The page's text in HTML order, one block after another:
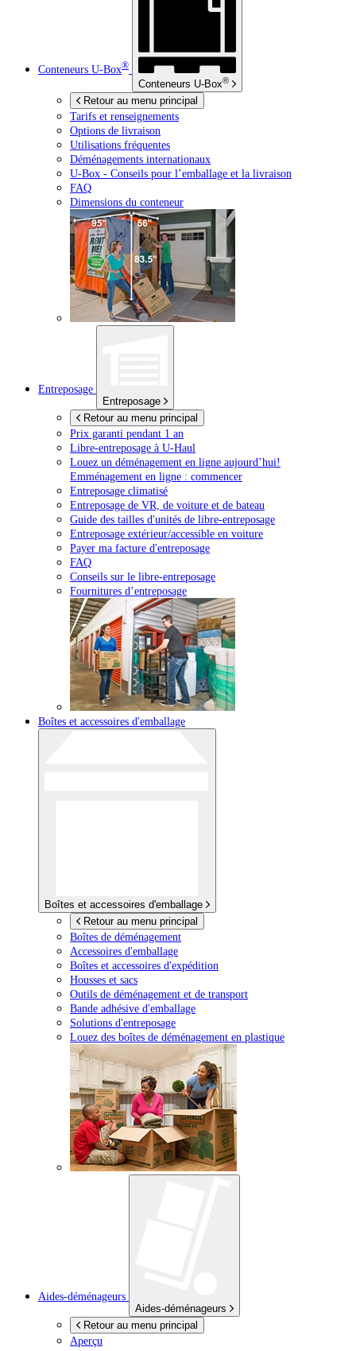
Conteneurs U-Box®
Conteneurs U-Box®
Retour au menu principal
Tarifs et renseignements
Options de livraison
Utilisations fréquentes
Déménagements internationaux
U-Box - Conseils pour l’emballage et la livraison
FAQ
Dimensions du conteneur
Entreposage
Entreposage
Retour au menu principal
Prix garanti pendant 1 an
Libre-entreposage à U-Haul
Louez un déménagement en ligne aujourd’hui!
Emménagement en ligne : commencer
Entreposage climatisé
Entreposage de VR, de voiture et de bateau
Guide des tailles d'unités de libre-entreposage
Entreposage extérieur/accessible en voiture
Payer ma facture d'entreposage
FAQ
Conseils sur le libre-entreposage
Fournitures d’entreposage
Boîtes et accessoires d'emballage
Boîtes et accessoires d'emballage
Retour au menu principal
Boîtes de déménagement
Accessoires d'emballage
Boîtes et accessoires d'expédition
Housses et sacs
Outils de déménagement et de transport
Bande adhésive d'emballage
Solutions d'entreposage
Louez des boîtes de déménagement en plastique
Aides-déménageurs
Aides-déménageurs
Retour au menu principal
Aperçu